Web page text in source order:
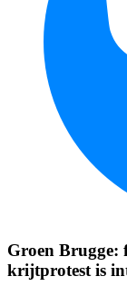
Groen Brugge:
krijtprotest is